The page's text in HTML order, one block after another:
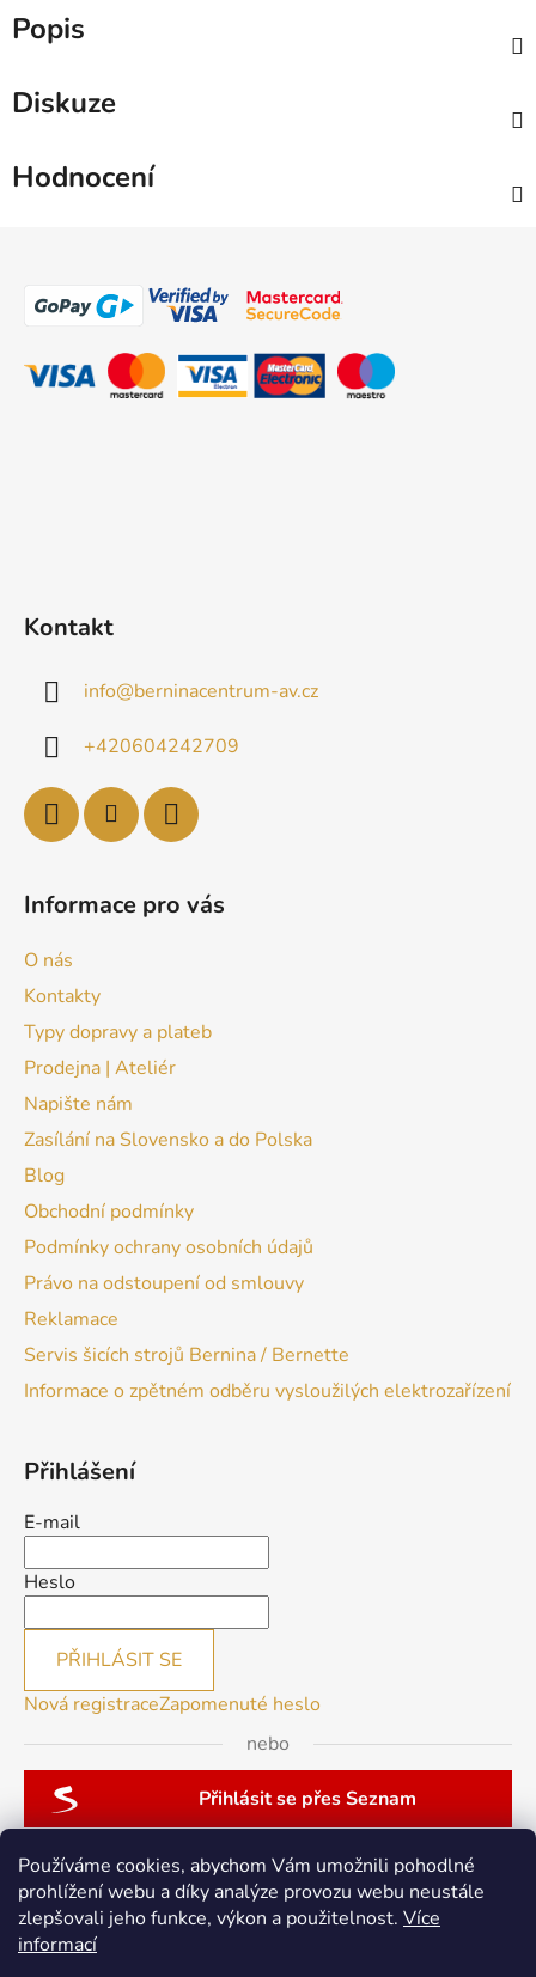
Používáme cookies, abychom Vám umožnili pohodlné
prohlížení webu a díky analýze provozu webu neustále
zlepšovali jeho funkce, výkon a použitelnost. Více
informací
Popis
Diskuze
Hodnocení
Kontakt
info@berninacentrum-av.cz
+420604242709
Informace pro vás
O nás
Kontakty
Typy dopravy a plateb
Prodejna | Ateliér
Napište nám
Zasílání na Slovensko a do Polska
Blog
Obchodní podmínky
Podmínky ochrany osobních údajů
Právo na odstoupení od smlouvy
Reklamace
Servis šicích strojů Bernina / Bernette
Informace o zpětném odběru vysloužilých elektrozařízení
Přihlášení
E-mail
Heslo
PŘIHLÁSIT SE
Nová registraceZapomenuté heslo
nebo
Přihlásit se přes Seznam
patchwork-aja.cz